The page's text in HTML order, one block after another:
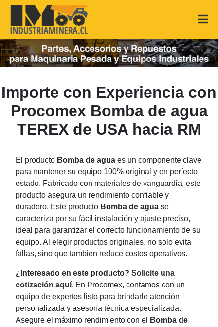
Importe con Experiencia con
Procomex Bomba de agua
TEREX de USA hacia RM
El producto Bomba de agua es un componente clave
para mantener su equipo 100% original y en perfecto
estado. Fabricado con materiales de vanguardia, este
producto asegura un rendimiento confiable y
duradero. Este producto Bomba de agua se
caracteriza por su fácil instalación y ajuste preciso,
ideal para garantizar el correcto funcionamiento de su
equipo. Al elegir productos originales, no solo evita
fallas, sino que también reduce costos operativos.
¿Interesado en este producto? Solicite una
cotización aquí. En Procomex, contamos con un
equipo de expertos listo para brindarle atención
personalizada y asesoría técnica especializada.
Asegure el máximo rendimiento con el
Bomba de